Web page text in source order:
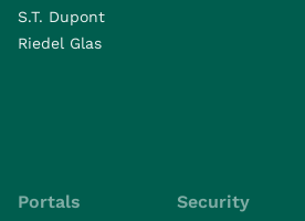
S.T. Dupont
Riedel Glas
Portals Security